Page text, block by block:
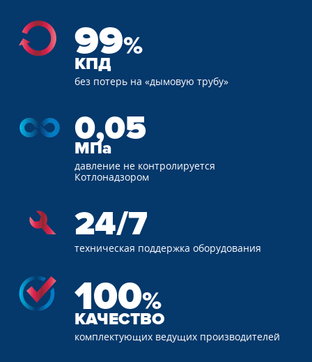
99%
КПД
без потерь на «дымовую трубу»
0,05
МПа
давление не контролируется
Котлонадзором
24/7
техническая поддержка оборудования
100%
КАЧЕСТВО
комплектующих ведущих производителей